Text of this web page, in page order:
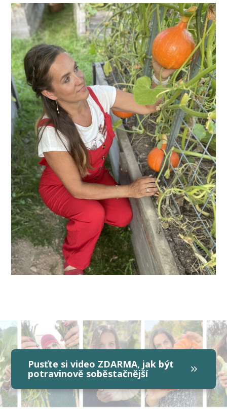
Pusťte si video ZDARMA, jak být
potravinově soběstačnější